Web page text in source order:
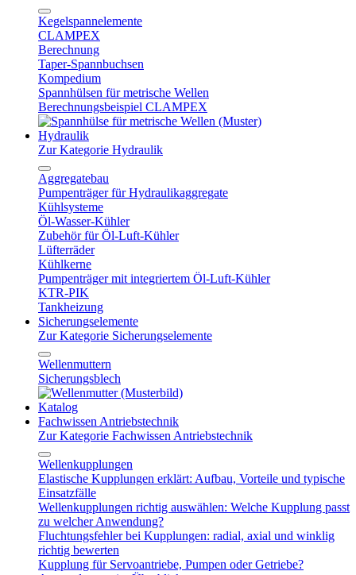
Kegelspannelemente
CLAMPEX
Berechnung
Taper-Spannbuchsen
Kompedium
Spannhülsen für metrische Wellen
Berechnungsbeispiel CLAMPEX
Hydraulik
Zur Kategorie Hydraulik
Aggregatebau
Pumpenträger für Hydraulikaggregate
Kühlsysteme
Öl-Wasser-Kühler
Zubehör für Öl-Luft-Kühler
Lüfterräder
Kühlkerne
Pumpenträger mit integriertem Öl-Luft-Kühler
KTR-PIK
Tankheizung
Sicherungselemente
Zur Kategorie Sicherungselemente
Wellenmuttern
Sicherungsblech
Katalog
Fachwissen Antriebstechnik
Zur Kategorie Fachwissen Antriebstechnik
Wellenkupplungen
Elastische Kupplungen erklärt: Aufbau, Vorteile und typische
Einsatzfälle
Wellenkupplungen richtig auswählen: Welche Kupplung passt
zu welcher Anwendung?
Fluchtungsfehler bei Kupplungen: radial, axial und winklig
richtig bewerten
Kupplung für Servoantriebe, Pumpen oder Getriebe?